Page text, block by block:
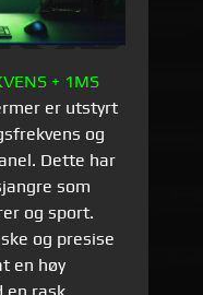
+ 1MS
er utstyrt
og
Dette har
som
og sport.
og presise
en høy